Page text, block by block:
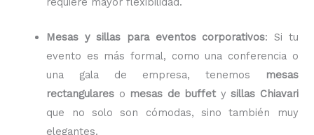
Mesas y sillas para eventos corporativos: Si tu
evento es más formal, como una conferencia o
una gala de empresa, tenemos
mesas
rectangulares o mesas de buffetysillas Chiavari
que no solo son cómodas, sino también muy
elegantes.